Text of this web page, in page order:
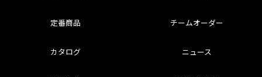
定番商品 チームオーダー
カタログ ニュース